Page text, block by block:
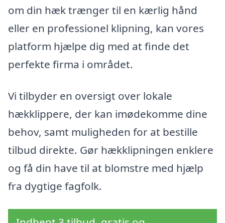
om din hæk trænger til en kærlig hånd
eller en professionel klipning, kan vores
platform hjælpe dig med at finde det
perfekte firma i området.
Vi tilbyder en oversigt over lokale
hækklippere, der kan imødekomme dine
behov, samt muligheden for at bestille
tilbud direkte. Gør hækklipningen enklere
og få din have til at blomstre med hjælp
fra dygtige fagfolk.